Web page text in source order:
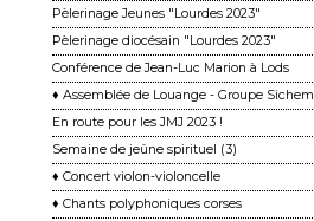
Pèlerinage Jeunes "Lourdes 2023"
Pèlerinage diocésain "Lourdes 2023"
Conférence de Jean-Luc Marion à Lods
♦ Assemblée de Louange - Groupe Sichem
En route pour les JMJ 2023 !
Semaine de jeûne spirituel (3)
♦ Concert violon-violoncelle
♦ Chants polyphoniques corses